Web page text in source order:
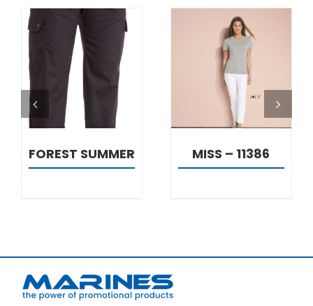
DETALJI
FOREST SUMMER
DETALJI
MISS – 11386